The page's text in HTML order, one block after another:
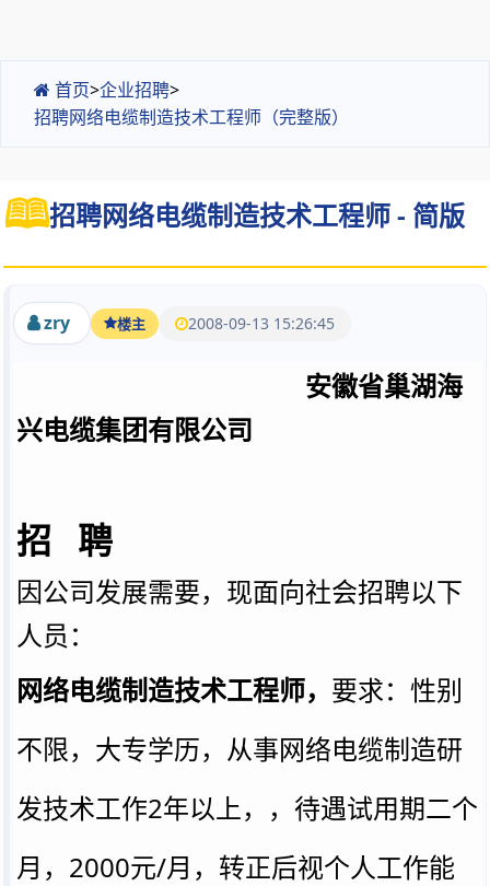
首页>企业招聘>
招聘网络电缆制造技术工程师（完整版）
招聘网络电缆制造技术工程师 - 简版
zry 楼主 2008-09-13 15:26:45
安徽省巢湖海
兴电缆集团有限公司
招 聘
因公司发展需要，现面向社会招聘以下
人员：
网络电缆制造技术工程师， 要求：性别
不限，大专学历，从事网络电缆制造研
发技术工作2年以上，，待遇试用期二个
月，2000元/月，转正后视个人工作能